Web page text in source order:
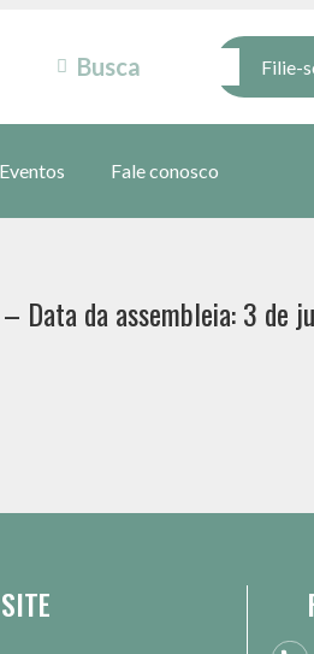
Filie-
Eventos Fale conosco
Data da assembleia: 3 de